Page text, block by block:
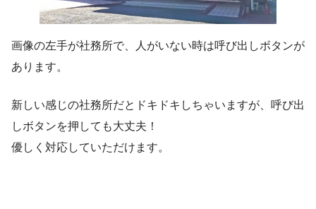
画像の左手が社務所で、人がいない時は呼び出しボタンが
あります。
新しい感じの社務所だとドキドキしちゃいますが、呼び出
しボタンを押しても大丈夫！
優しく対応していただけます。